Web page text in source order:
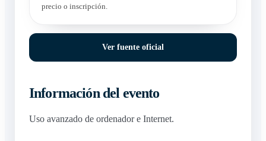
precio o inscripción.
Ver fuente oficial
Información del evento
Uso avanzado de ordenador e Internet.